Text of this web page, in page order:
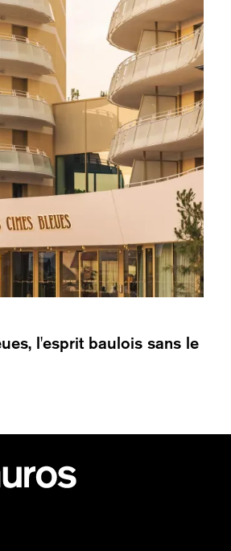
l'esprit baulois sans le